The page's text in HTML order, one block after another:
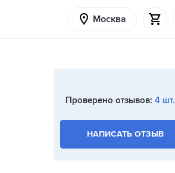
Москва
Проверено отзывов: 4 шт.
НАПИСАТЬ ОТЗЫВ